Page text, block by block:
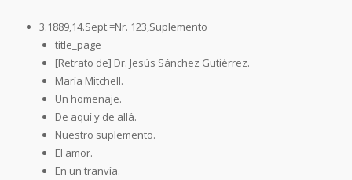
3.1889,14.Sept.=Nr. 123,Suplemento
title_page
[Retrato de] Dr. Jesús Sánchez Gutiérrez.
María Mitchell.
Un homenaje.
De aquí y de allá.
Nuestro suplemento.
El amor.
En un tranvía.